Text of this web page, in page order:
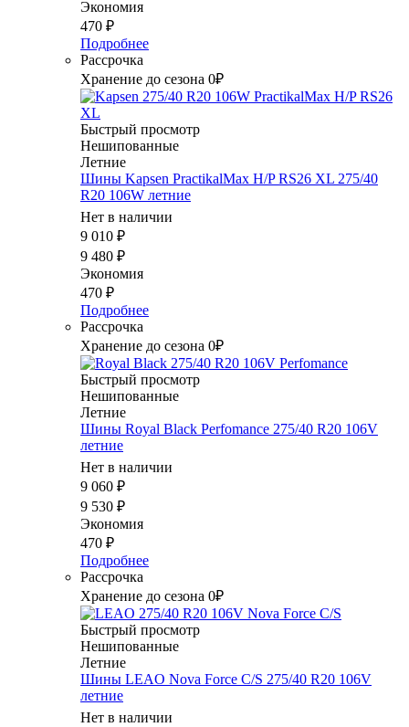
Экономия
470 ₽
Подробнее
Рассрочка
Хранение до сезона 0₽
Быстрый просмотр
Нешипованные
Летние
Шины Kapsen PractikalMax H/P RS26 XL 275/40
R20 106W летние
Нет в наличии
9 010 ₽
9 480 ₽
Экономия
470 ₽
Подробнее
Рассрочка
Хранение до сезона 0₽
Быстрый просмотр
Нешипованные
Летние
Шины Royal Black Perfomance 275/40 R20 106V
летние
Нет в наличии
9 060 ₽
9 530 ₽
Экономия
470 ₽
Подробнее
Рассрочка
Хранение до сезона 0₽
Быстрый просмотр
Нешипованные
Летние
Шины LEAO Nova Force C/S 275/40 R20 106V
летние
Нет в наличии